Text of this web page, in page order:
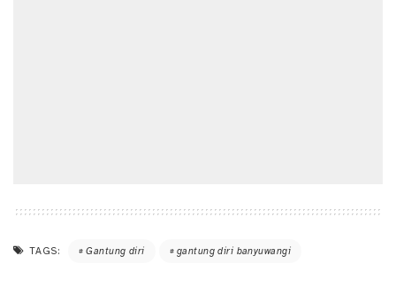
TAGS: Gantung diri gantung diri banyuwangi